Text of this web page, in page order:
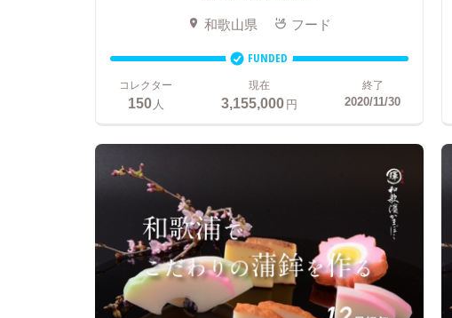
和歌山県 フード
FUNDED
コレクター
150人
現在
3,155,000円
終了
2020/11/30